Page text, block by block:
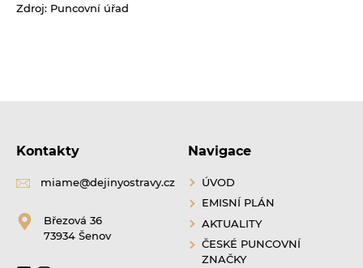
Zdroj: Puncovní úřad
Kontakty
miame@dejinyostravy.cz
Březová 36
73934 Šenov
Navigace
ÚVOD
EMISNÍ PLÁN
AKTUALITY
ČESKÉ PUNCOVNÍ
ZNAČKY